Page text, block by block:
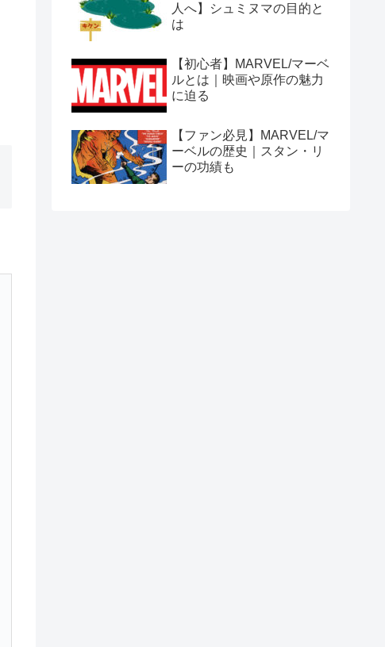
人へ】シュミヌマの目的と
は
【初心者】MARVEL/マーベ
ルとは｜映画や原作の魅力
に迫る
【ファン必見】MARVEL/マ
ーベルの歴史｜スタン・リ
ーの功績も